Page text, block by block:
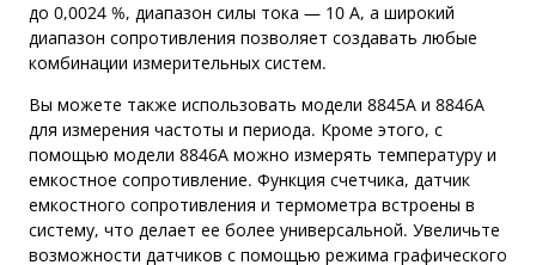
до 0,0024 %, диапазон силы тока — 10 А, а широкий
диапазон сопротивления позволяет создавать любые
комбинации измерительных систем.
Вы можете также использовать модели 8845A и 8846A
для измерения частоты и периода. Кроме этого, с
помощью модели 8846A можно измерять температуру и
емкостное сопротивление. Функция счетчика, датчик
емкостного сопротивления и термометра встроены в
систему, что делает ее более универсальной. Увеличьте
возможности датчиков с помощью режима графического